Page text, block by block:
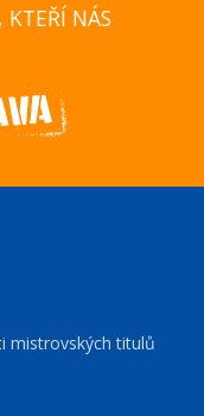
KTEŘÍ NÁS
mistrovských titulů